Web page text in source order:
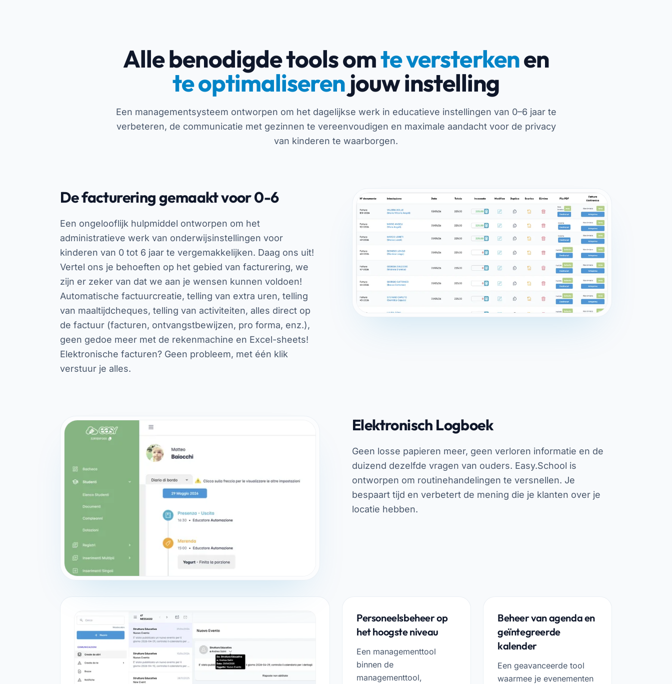
Alle benodigde tools omte versterkenen
te optimaliseren jouw instelling
Een managementsysteem ontworpen om het dagelijkse werk in educatieve instellingen van 0–6 jaar te
verbeteren, de communicatie met gezinnen te vereenvoudigen en maximale aandacht voor de privacy
van kinderen te waarborgen.
De facturering gemaakt voor 0-6
Een ongelooflijk hulpmiddel ontworpen om het
administratieve werk van onderwijsinstellingen voor
kinderen van 0 tot 6 jaar te vergemakkelijken. Daag ons uit!
Vertel ons je behoeften op het gebied van facturering, we
zijn er zeker van dat we aan je wensen kunnen voldoen!
Automatische factuurcreatie, telling van extra uren, telling
van maaltijdcheques, telling van activiteiten, alles direct op
de factuur (facturen, ontvangstbewijzen, pro forma, enz.),
geen gedoe meer met de rekenmachine en Excel-sheets!
Elektronische facturen? Geen probleem, met één klik
verstuur je alles.
Elektronisch Logboek
Geen losse papieren meer, geen verloren informatie en de
duizend dezelfde vragen van ouders. Easy.School is
ontworpen om routinehandelingen te versnellen. Je
bespaart tijd en verbetert de mening die je klanten over je
locatie hebben.
Personeelsbeheer op
het hoogste niveau
Een managementtool
binnen de
managementtool,
Beheer van agenda en
geïntegreerde
kalender
Een geavanceerde tool
waarmee je evenementen